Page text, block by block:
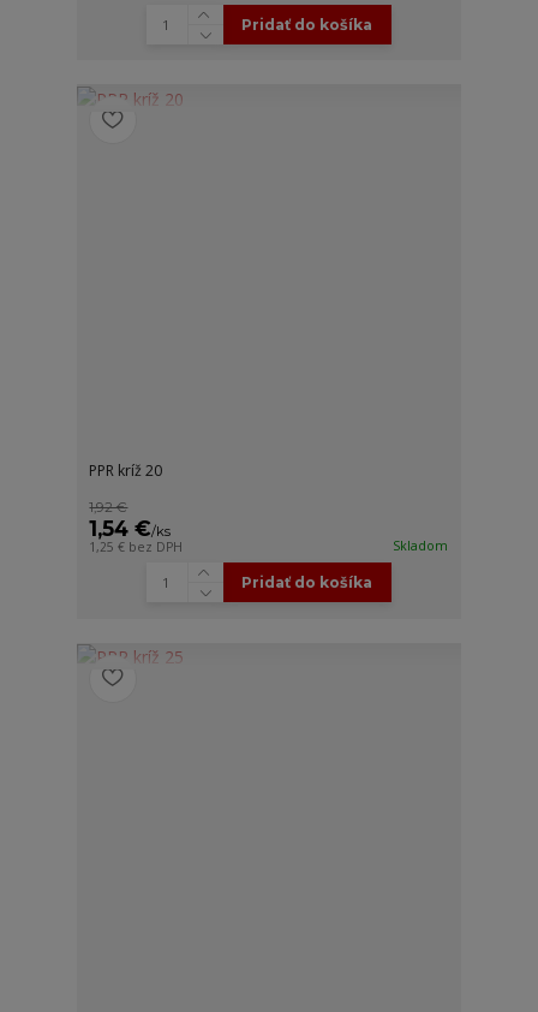
Pridať do košíka
PPR kríž 20
1,92 €
1,54 €/ks
1,25 € bez DPH Skladom
Pridať do košíka